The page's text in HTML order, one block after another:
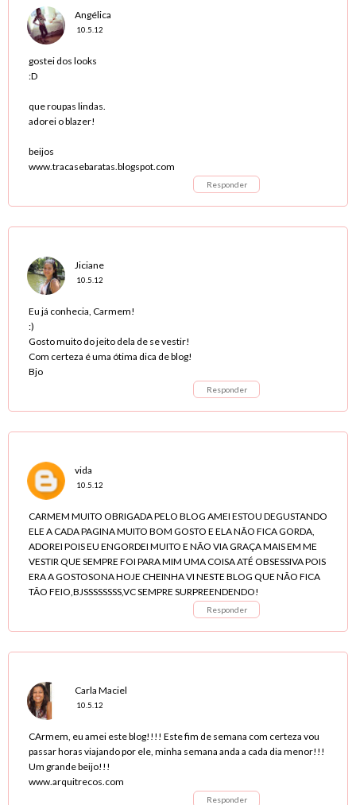
Angélica
10.5.12
gostei dos looks
:D
que roupas lindas.
adorei o blazer!
beijos
www.tracasebaratas.blogspot.com
Responder
Jiciane
10.5.12
Eu já conhecia, Carmem!
:)
Gosto muito do jeito dela de se vestir!
Com certeza é uma ótima dica de blog!
Bjo
Responder
vida
10.5.12
CARMEM MUITO OBRIGADA PELO BLOG AMEI ESTOU DEGUSTANDO
ELE A CADA PAGINA MUITO BOM GOSTO E ELA NÃO FICA GORDA,
ADOREI POIS EU ENGORDEI MUITO E NÃO VIA GRAÇA MAIS EM ME
VESTIR QUE SEMPRE FOI PARA MIM UMA COISA ATÉ OBSESSIVA POIS
ERA A GOSTOSONA HOJE CHEINHA VI NESTE BLOG QUE NÃO FICA
TÃO FEIO,BJSSSSSSSS,VC SEMPRE SURPREENDENDO!
Responder
Carla Maciel
10.5.12
CArmem, eu amei este blog!!!! Este fim de semana com certeza vou
passar horas viajando por ele, minha semana anda a cada dia menor!!!
Um grande beijo!!!
www.arquitrecos.com
Responder